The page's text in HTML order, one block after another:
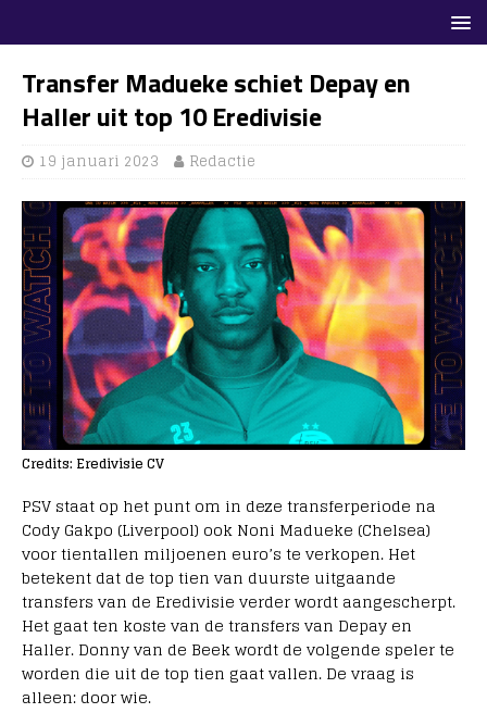
Transfer Madueke schiet Depay en
Haller uit top 10 Eredivisie
19 januari 2023 Redactie
Credits: Eredivisie CV
PSV staat op het punt om in deze transferperiode na
Cody Gakpo (Liverpool) ook Noni Madueke (Chelsea)
voor tientallen miljoenen euro’s te verkopen. Het
betekent dat de top tien van duurste uitgaande
transfers van de Eredivisie verder wordt aangescherpt.
Het gaat ten koste van de transfers van Depay en
Haller. Donny van de Beek wordt de volgende speler te
worden die uit de top tien gaat vallen. De vraag is
alleen: door wie.